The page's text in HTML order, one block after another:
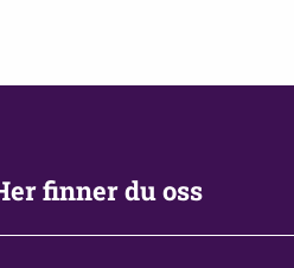
finner du oss